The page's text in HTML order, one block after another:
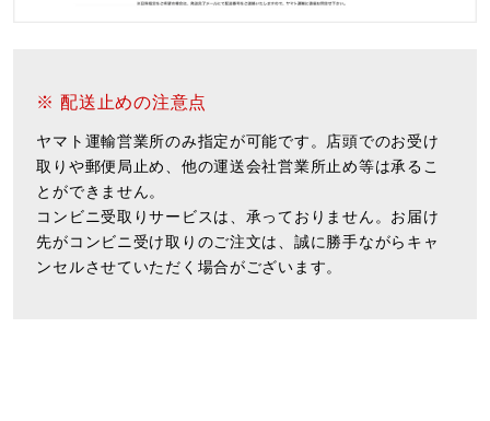
※ 配送止めの注意点
ヤマト運輸営業所のみ指定が可能です。店頭でのお受け
取りや郵便局止め、他の運送会社営業所止め等は承るこ
とができません。
コンビニ受取りサービスは、承っておりません。お届け
先がコンビニ受け取りのご注文は、誠に勝手ながらキャ
ンセルさせていただく場合がございます。